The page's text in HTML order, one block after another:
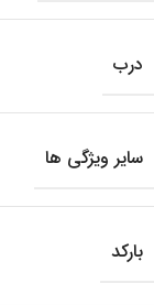
درب
سایر ویژگی ها
بارکد